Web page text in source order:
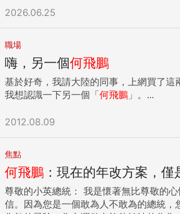
2026.06.25
職場
嗨，另一個何飛鵬
基於好奇，我請大陸的同事，上網買了這
我想認識一下另一個「何飛鵬 」。...
2012.08.09
焦點
何飛鵬 ：現在的年改方案，僅
尊敬的小英總統： 我是懷著無比尊敬的心情，來給您寫這封
信。因為您是一個敢為人不敢為的總統，